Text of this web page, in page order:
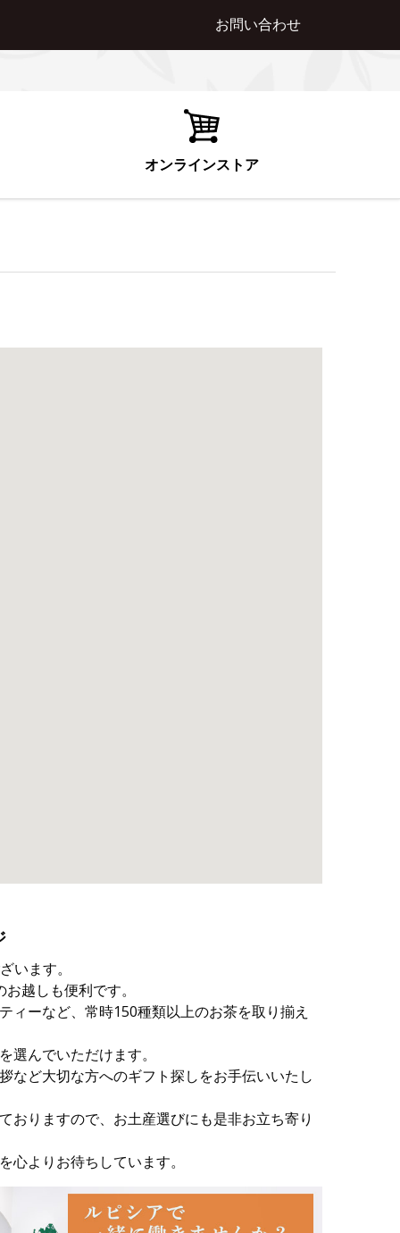
お問い合わせ
オンラインストア
います。
越しも便利です。
ィーなど、常時150種類以上のお茶を取り揃え
選んでいただけます。
など大切な方へのギフト探しをお手伝いいたし
おりますので、お土産選びにも是非お立ち寄り
心よりお待ちしています。